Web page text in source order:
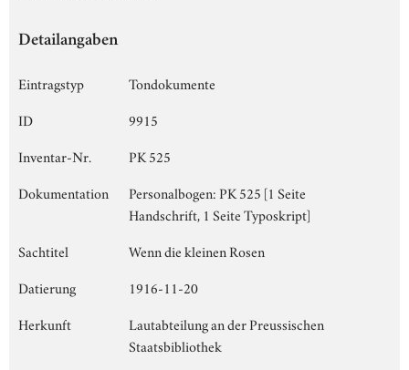
Detailangaben
Eintragstyp
Tondokumente
ID
9915
Inventar-Nr.
PK 525
Dokumentation
Personalbogen: PK 525 [1 Seite
Handschrift, 1 Seite Typoskript]
Sachtitel
Wenn die kleinen Rosen
Datierung
1916-11-20
Herkunft
Lautabteilung an der Preussischen
Staatsbibliothek